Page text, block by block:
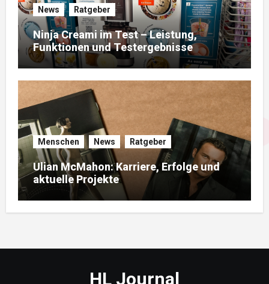
News Ratgeber
Ninja Creami im Test – Leistung,
Funktionen und Testergebnisse
Menschen News Ratgeber
Ulian McMahon: Karriere, Erfolge und
aktuelle Projekte
HL Journal